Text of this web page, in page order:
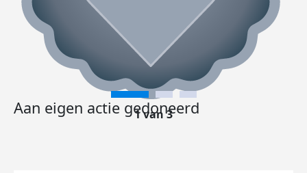
Aan eigen actie gedoneerd
1 van 3